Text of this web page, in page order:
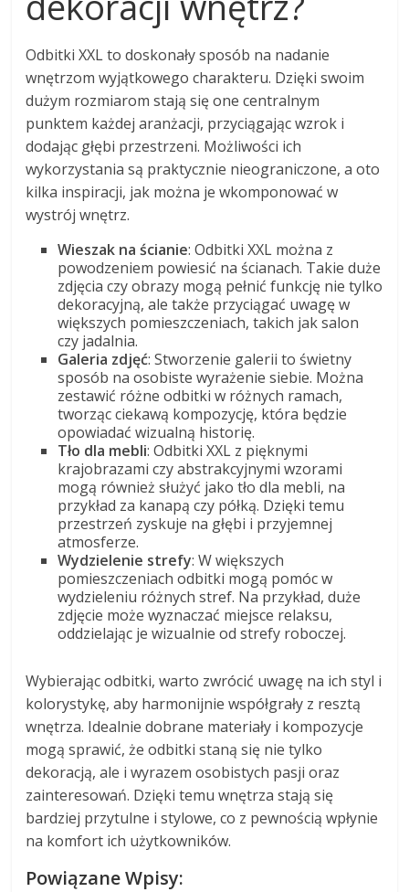
Odbitki XXL to doskonały sposób na nadanie
wnętrzom wyjątkowego charakteru. Dzięki swoim
dużym rozmiarom stają się one centralnym
punktem każdej aranżacji, przyciągając wzrok i
dodając głębi przestrzeni. Możliwości ich
wykorzystania są praktycznie nieograniczone, a oto
kilka inspiracji, jak można je wkomponować w
wystrój wnętrz.
Wieszak na ścianie: Odbitki XXL można z
powodzeniem powiesić na ścianach. Takie duże
zdjęcia czy obrazy mogą pełnić funkcję nie tylko
dekoracyjną, ale także przyciągać uwagę w
większych pomieszczeniach, takich jak salon
czy jadalnia.
Galeria zdjęć: Stworzenie galerii to świetny
sposób na osobiste wyrażenie siebie. Można
zestawić różne odbitki w różnych ramach,
tworząc ciekawą kompozycję, która będzie
opowiadać wizualną historię.
Tło dla mebli: Odbitki XXL z pięknymi
krajobrazami czy abstrakcyjnymi wzorami
mogą również służyć jako tło dla mebli, na
przykład za kanapą czy półką. Dzięki temu
przestrzeń zyskuje na głębi i przyjemnej
atmosferze.
Wydzielenie strefy: W większych
pomieszczeniach odbitki mogą pomóc w
wydzieleniu różnych stref. Na przykład, duże
zdjęcie może wyznaczać miejsce relaksu,
oddzielając je wizualnie od strefy roboczej.
Wybierając odbitki, warto zwrócić uwagę na ich styl i
kolorystykę, aby harmonijnie współgrały z resztą
wnętrza. Idealnie dobrane materiały i kompozycje
mogą sprawić, że odbitki staną się nie tylko
dekoracją, ale i wyrazem osobistych pasji oraz
zainteresowań. Dzięki temu wnętrza stają się
bardziej przytulne i stylowe, co z pewnością wpłynie
na komfort ich użytkowników.
Powiązane Wpisy: